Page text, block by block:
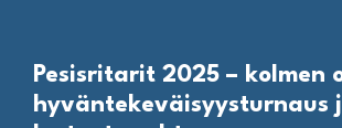
Pesisritarit 2025 – kolmen
hyväntekeväisyysturnaus